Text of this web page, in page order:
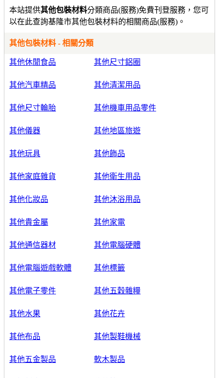
本站提供其他包裝材料分類商品(服務)免費刊登服務，您可
以在此查詢基隆市其他包裝材料的相關商品(服務)。
其他包裝材料 - 相關分類
其他休閒食品 其他尺寸鋁圈
其他汽車精品 其他清潔用品
其他尺寸輪胎 其他機車用品零件
其他儀器 其他地區旅遊
其他玩具 其他飾品
其他家庭雜貨 其他衛生用品
其他化妝品 其他沐浴用品
其他貴金屬 其他家電
其他通信器材 其他電腦硬體
其他電腦遊戲軟體 其他標籤
其他電子零件 其他五穀雜糧
其他水果 其他花卉
其他布品 其他製鞋機械
其他五金製品 軟木製品